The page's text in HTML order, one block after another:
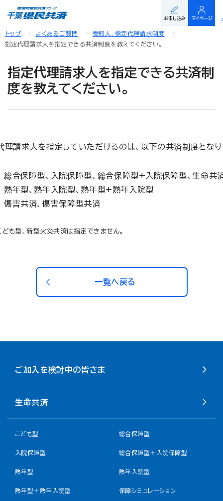
お申し込み マイページ
トップ よくあるご質問
受取人、指定代理請求制度
指定代理請求人を指定できる共済制度を教えてください。
指定代理請求人を指定できる共済制
度を教えてください。
理請求人を指定していただけるのは、以下の共済制度となり
総合保障型、入院保障型、総合保障型+入院保障型、生命共
熟年型、熟年入院型、熟年型+熟年入院型
傷害共済、傷害保障型共済
ども型、新型火災共済は指定できません。
一覧へ戻る
ご加入を検討中の皆さま
生命共済
こども型 総合保障型
入院保障型 総合保障型＋入院保障型
熟年型 熟年入院型
熟年型＋熟年入院型 保障シミュレーション